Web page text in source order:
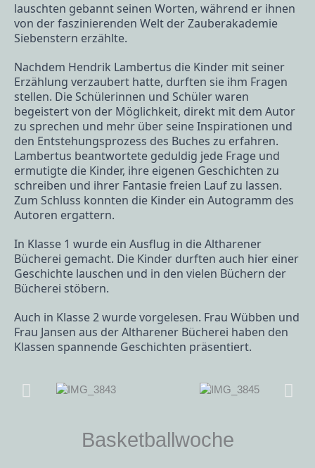
lauschten gebannt seinen Worten, während er ihnen
von der faszinierenden Welt der Zauberakademie
Siebenstern erzählte.
Nachdem Hendrik Lambertus die Kinder mit seiner
Erzählung verzaubert hatte, durften sie ihm Fragen
stellen. Die Schülerinnen und Schüler waren
begeistert von der Möglichkeit, direkt mit dem Autor
zu sprechen und mehr über seine Inspirationen und
den Entstehungsprozess des Buches zu erfahren.
Lambertus beantwortete geduldig jede Frage und
ermutigte die Kinder, ihre eigenen Geschichten zu
schreiben und ihrer Fantasie freien Lauf zu lassen.
Zum Schluss konnten die Kinder ein Autogramm des
Autoren ergattern.
In Klasse 1 wurde ein Ausflug in die Altharener
Bücherei gemacht. Die Kinder durften auch hier einer
Geschichte lauschen und in den vielen Büchern der
Bücherei stöbern.
Auch in Klasse 2 wurde vorgelesen. Frau Wübben und
Frau Jansen aus der Altharener Bücherei haben den
Klassen spannende Geschichten präsentiert.
Basketballwoche